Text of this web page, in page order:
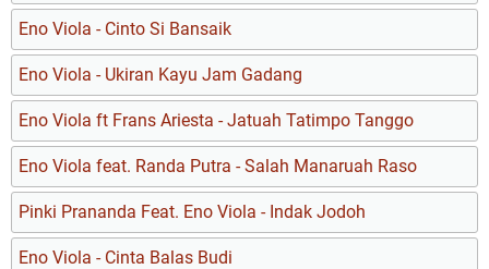
Eno Viola - Cinto Si Bansaik
Eno Viola - Ukiran Kayu Jam Gadang
Eno Viola ft Frans Ariesta - Jatuah Tatimpo Tanggo
Eno Viola feat. Randa Putra - Salah Manaruah Raso
Pinki Prananda Feat. Eno Viola - Indak Jodoh
Eno Viola - Cinta Balas Budi